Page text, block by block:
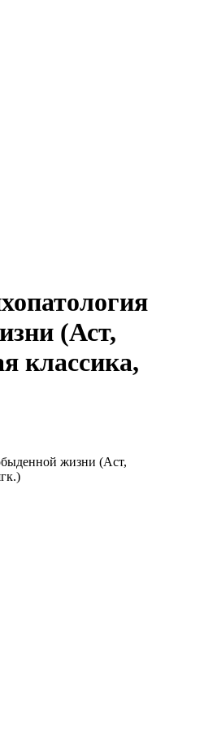
(Аст,
классика,
жизни (Аст,